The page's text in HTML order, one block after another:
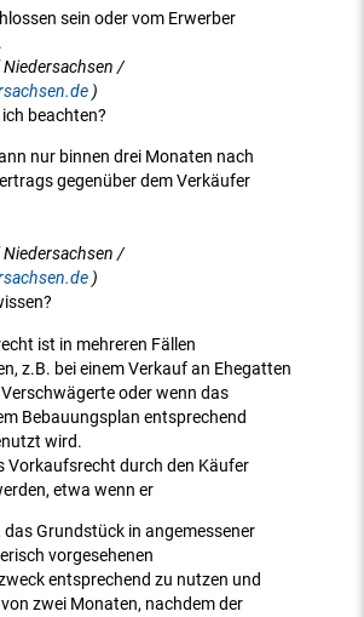
sein oder vom Erwerber
Niedersachsen /
)
beachten?
nur binnen drei Monaten nach
gegenüber dem Verkäufer
Niedersachsen /
)
ist in mehreren Fällen
z.B. bei einem Verkauf an Ehegatten
oder wenn das
Bebauungsplan entsprechend
wird.
Vorkaufsrecht durch den Käufer
etwa wenn er
das Grundstück in angemessener
vorgesehenen
entsprechend zu nutzen und
zwei Monaten, nachdem der